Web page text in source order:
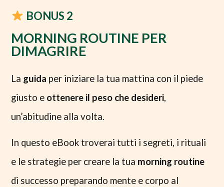
BONUS 2
MORNING ROUTINE PER
DIMAGRIRE​
La guida per iniziare la tua mattina con il piede
giusto e ottenere il peso che desideri,
un’abitudine alla volta.
In questo eBook troverai tutti i segreti, i rituali
e le strategie per creare la tua morning routine
di successo preparando mente e corpo al